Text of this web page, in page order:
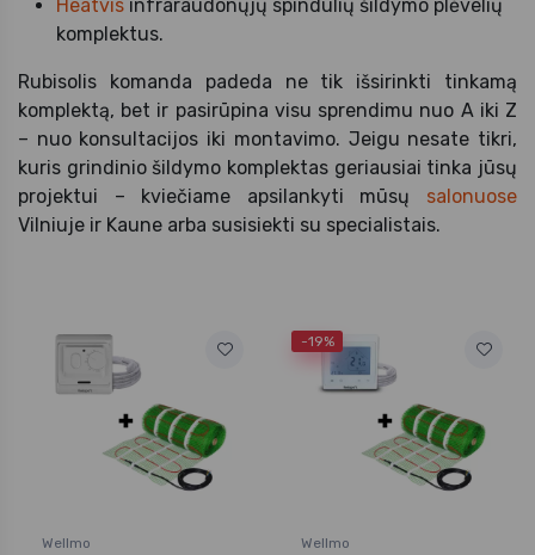
Heatvis infraraudonųjų spindulių šildymo plėvelių
komplektus.
Rubisolis komanda padeda ne tik išsirinkti tinkamą
komplektą, bet ir pasirūpina visu sprendimu nuo A iki Z
– nuo konsultacijos iki montavimo. Jeigu nesate tikri,
kuris grindinio šildymo komplektas geriausiai tinka jūsų
projektui – kviečiame apsilankyti mūsų salonuose
Vilniuje ir Kaune arba susisiekti su specialistais.
Wellmo
-19%
Wellmo